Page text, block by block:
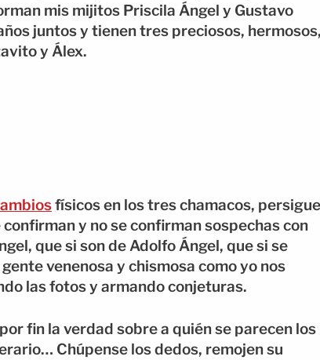
mis mijitos Priscila Ángel y Gustavo
juntos y tienen tres preciosos,
y Álex.
físicos en los tres chamacos, persigue
y no se confirman sospechas con
que si son de Adolfo Ángel, que si se
venenosa y chismosa como yo nos
las fotos y armando conjeturas.
fin la verdad sobre a quién se parecen los
Chúpense los dedos, remojen su